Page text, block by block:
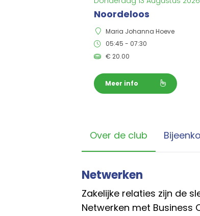
Noordeloos
Maria Johanna Hoeve
05:45 - 07:30
€ 20.00
Meer info
Over de club
Netwerken
Zakelijke relaties zijn de
Netwerken met Business